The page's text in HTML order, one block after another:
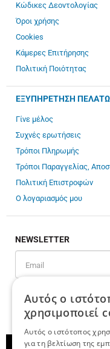
Κώδικες Δεοντολογίας
Όροι χρήσης
Cookies
Κάμερες Επιτήρησης
Πολιτική Ποιότητας
ΕΞΥΠΗΡΕΤΗΣΗ
Γίνε μέλος
Συχνές ερωτήσεις
Τρόποι Πληρωμής
Τρόποι Παραγγελίας,
Πολιτική Επιστροφών
Ο λογαριασμός μου
NEWSLETTER
Έχω διαβάσει κι
Αυτός ο
χρησιμοποιεί
Αυτός ο ιστότοπος
για τη βελτίωση της